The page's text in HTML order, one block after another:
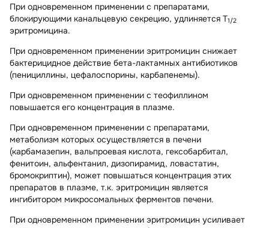
При одновременном применении с препаратами,
блокирующими канальцевую секрецию, удлиняется T1/2
эритромицина.
При одновременном применении эритромицин снижает
бактерицидное действие бета-лактамных антибиотиков
(пенициллины, цефалоспорины, карбапенемы).
При одновременном применении с теофиллином
повышается его концентрация в плазме.
При одновременном применении с препаратами,
метаболизм которых осуществляется в печени
(карбамазепин, вальпроевая кислота, гексобарбитал,
фенитоин, альфентанил, дизопирамид, ловастатин,
бромокриптин), может повышаться концентрация этих
препаратов в плазме, т.к. эритромицин является
ингибитором микросомальных ферментов печени.
При одновременном применении эритромицин усиливает